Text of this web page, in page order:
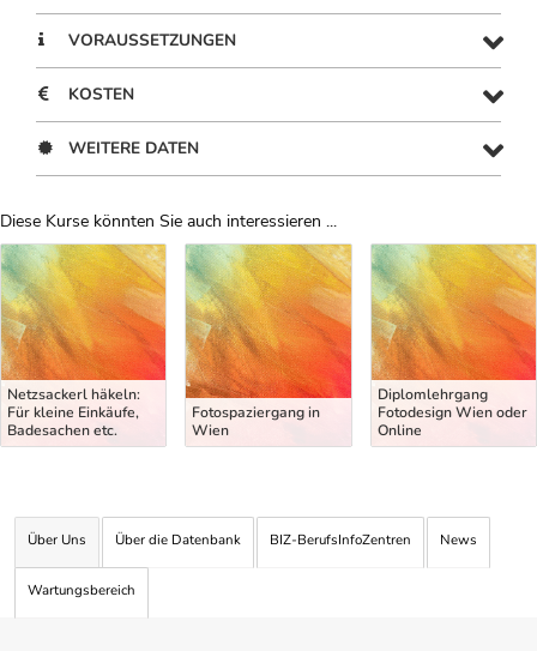
VORAUSSETZUNGEN
KOSTEN
WEITERE DATEN
Diese Kurse könnten Sie auch interessieren ...
Uber Weiterbildungsvorschläge
Netzsackerl häkeln:
Für kleine Einkäufe,
Badesachen etc.
Fotospaziergang in
Wien
Diplomlehrgang
Fotodesign Wien oder
Online
Über Uns Über die Datenbank BIZ-BerufsInfoZentren News
Wartungsbereich